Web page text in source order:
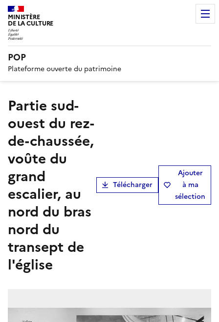
MINISTÈRE
DE LA CULTURE
POP
Plateforme ouverte du patrimoine
Partie sud-
ouest du rez-
de-chaussée,
voûte du
grand
escalier, au
nord du bras
nord du
transept de
l'église
Télécharger
Ajouter
à ma
sélection